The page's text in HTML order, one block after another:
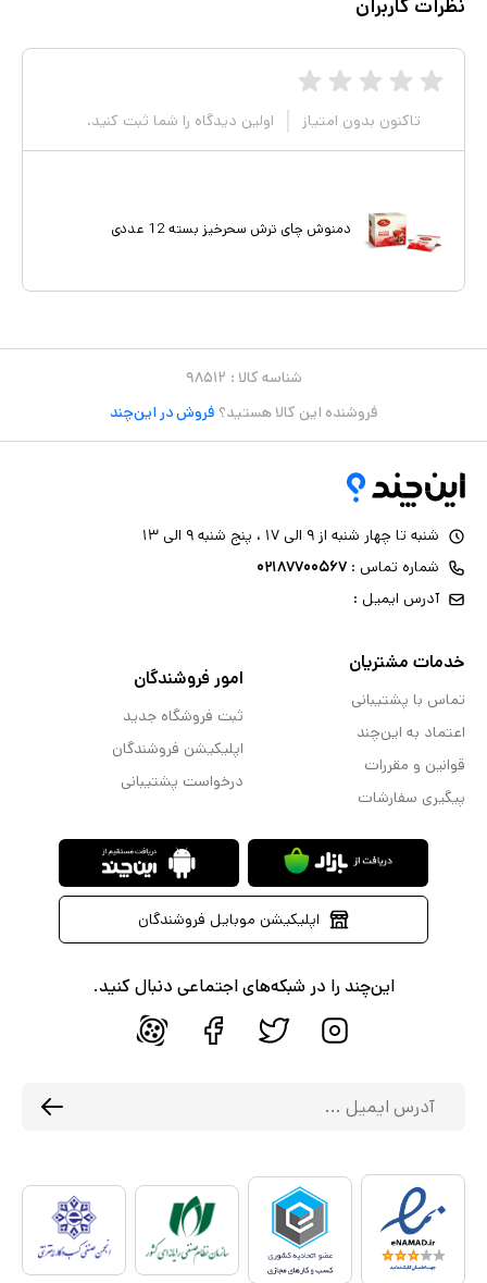
نظرات کاربران
تاکنون بدون امتیاز اولین دیدگاه را شما ثبت کنید.
دمنوش چای ترش سحرخیز بسته 12 عددی
شناسه کالا : ۹۸۵۱۲
فروشنده این کالا هستید؟ فروش در این‌چند
شنبه تا چهار شنبه از ۹ الی ۱۷ ، پنج شنبه ۹ الی ۱۳
شماره تماس : ۰۲۱۸۷۷۰۰۵۶۷
آدرس ایمیل :
خدمات مشتریان
تماس با پشتیبانی
اعتماد به این‌چند
قوانین و مقررات
پیگیری سفارشات
امور فروشندگان
ثبت فروشگاه جدید
اپلیکیشن فروشندگان
درخواست پشتیبانی
اپلیکیشن موبایل فروشندگان
این‌چند را در شبکه‌های اجتماعی دنبال کنید.